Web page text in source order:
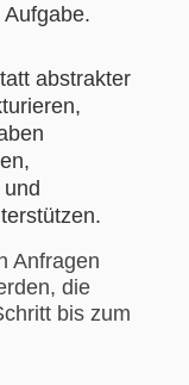
abstrakter
Anfragen
die
bis zum